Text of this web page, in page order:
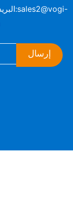
البريد الإلكتروني:sales2@vogi-
إرسال